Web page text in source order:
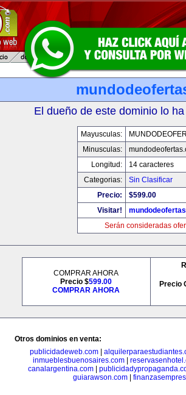
El dueño de este dominio lo
Mayusculas:
Minusculas:
Longitud:
14 caracteres
Categorias:
Sin Clasificar
Precio:
$599.00
Visitar!
Serán consideradas
COMPRAR AHORA
Precio $599.00
COMPRAR AHORA
Precio
Otros dominios en venta:
publicidadeweb.com|
inmueblesbuenosaires.com
canalargentina.com|
guiarawson.com|